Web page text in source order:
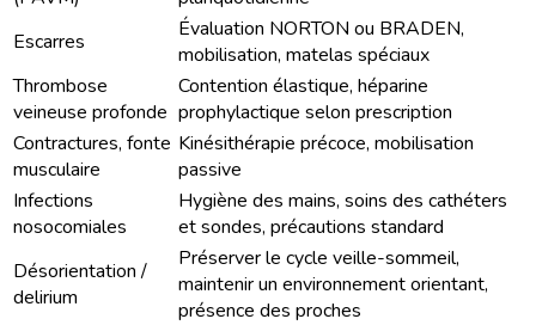
Escarres
Évaluation NORTON ou BRADEN,
mobilisation, matelas spéciaux
Thrombose
veineuse profonde
Contention élastique, héparine
prophylactique selon prescription
Contractures, fonte
musculaire
Kinésithérapie précoce, mobilisation
passive
Infections
nosocomiales
Hygiène des mains, soins des cathéters
et sondes, précautions standard
Désorientation /
delirium
Préserver le cycle veille-sommeil,
maintenir un environnement orientant,
présence des proches